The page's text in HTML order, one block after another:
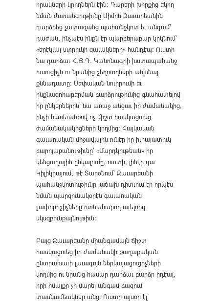
որակների կրողներն էին։ Դարերի խորքից եկող
նման ժառանգութիւնը Սիմոն Զաւարեանին
դարձրեց չափազանց պահանջկոտ եւ անգամ՝
դաժան, ինչպէս ինքն էր պարբերաբար կրկնում՝
«երէկւայ ստրուկի զաւակների» հանդէպ։ Ուստի
նա դարձաւ Հ.Յ.Դ. Կանոնագրի խստապահանջ
ուսուցիչն ու նրանից շեղուողների անխնայ
քննադատը։ Սեփական նուիրումի եւ
ինքնազոհաբերման բարձրութիւնից գնահատելով
իր ընկերներին՝ նա առաջ անցաւ իր ժամանակից,
ինչի հետեւանքով ոչ միշտ հասկացուեց
ժամանակակիցների կողմից։ Հայկական
գաւառական միջավայրն ունէր իր իւրայատուկ
բարոյաբանութիւնը՝ «Մարդկութեան» իր
կենցաղային ընկալումը, ուստի, լինէր դա
Կիլիկիայում, թէ Տարօնում՝ Զաւարեանի
պահանջկոտութիւնը յաճախ դիտւում էր որպէս
նման պարզունակօրէն գաւառական
չափորոշիչները ոտնահարող աւելորդ
սկսզբունքայնութիւն։
Բայց Զաւարեանը միանգամայն ճիշտ
հասկացուեց իր ժամանակի քաղաքական
ընտրախաւի լաւագոյն ներկայացուցիչների
կողմից ու նրանց համար դարձաւ բարձր իդէալ,
որի հմայքը չի մարել անգամ բազում
տասնամեակներ անց։ Ուստի այսօր էլ